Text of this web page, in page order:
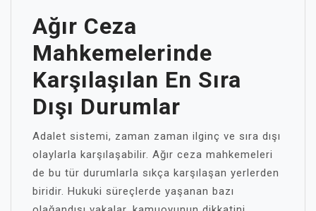
Ağır Ceza
Mahkemelerinde
Karşılaşılan En Sıra
Dışı Durumlar
Adalet sistemi, zaman zaman ilginç ve sıra dışı
olaylarla karşılaşabilir. Ağır ceza mahkemeleri
de bu tür durumlarla sıkça karşılaşan yerlerden
biridir. Hukuki süreçlerde yaşanan bazı